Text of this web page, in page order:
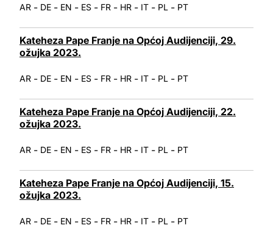
AR - DE - EN - ES - FR - HR - IT - PL - PT
Kateheza Pape Franje na Općoj Audijenciji, 29.
ožujka 2023.
AR - DE - EN - ES - FR - HR - IT - PL - PT
Kateheza Pape Franje na Općoj Audijenciji, 22.
ožujka 2023.
AR - DE - EN - ES - FR - HR - IT - PL - PT
Kateheza Pape Franje na Općoj Audijenciji, 15.
ožujka 2023.
AR - DE - EN - ES - FR - HR - IT - PL - PT